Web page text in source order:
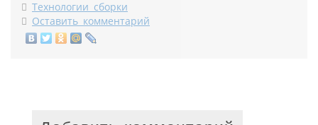
Технологии сборки
Оставить комментарий